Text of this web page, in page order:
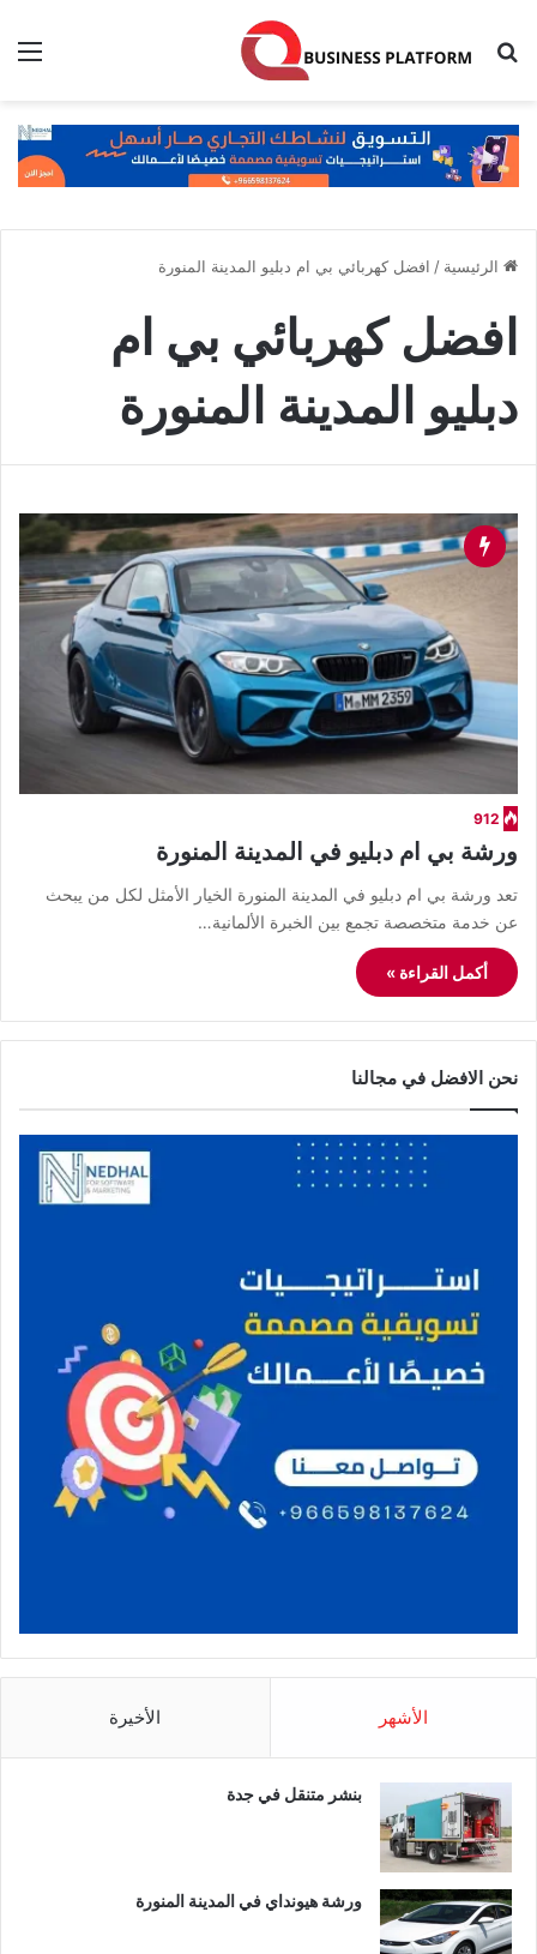
بحث عن
الرئيسية / افضل كهربائي بي ام دبليو المدينة المنورة
افضل كهربائي بي ام
دبليو المدينة المنورة
912
ورشة بي ام دبليو في المدينة المنورة
تعد ورشة بي ام دبليو في المدينة المنورة الخيار الأمثل لكل من يبحث
عن خدمة متخصصة تجمع بين الخبرة الألمانية…
أكمل القراءة »
نحن الافضل في مجالنا
الأشهر الأخيرة
بنشر متنقل في جدة
ورشة هيونداي في المدينة المنورة